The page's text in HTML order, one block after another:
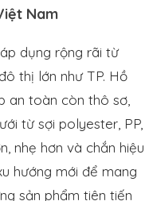
Nam
dụng rộng rãi từ
thị lớn như TP. Hồ
an toàn còn thô sơ,
từ sợi polyester, PP,
nhẹ hơn và chắn hiệu
hướng mới để mang
sản phẩm tiên tiến